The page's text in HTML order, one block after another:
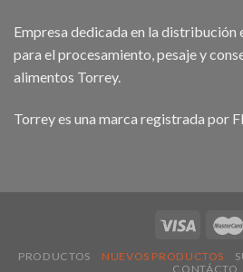
Empresa dedicada en la distribución
para el procesamiento, pesaje y
alimentos Torrey.
Torrey es una marca registrada por
PRODUCTOS NUEVOS PRODUCTOS
CONTÁCTO